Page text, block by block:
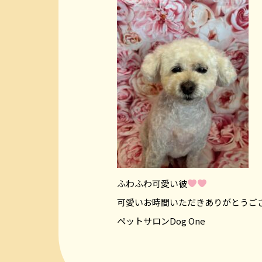
ふわふわ可愛い彼
可愛いお時間いただきありがとうご
ペットサロンDog One